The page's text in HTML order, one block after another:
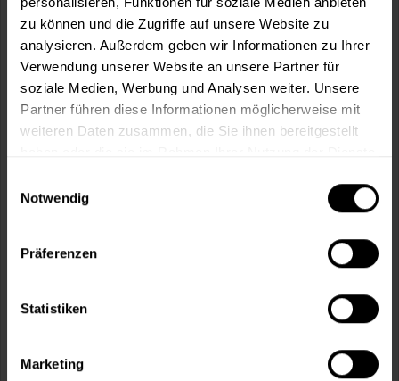
zu können und die Zugriffe auf unsere Website zu
analysieren. Außerdem geben wir Informationen zu Ihrer
Verwendung unserer Website an unsere Partner für
soziale Medien, Werbung und Analysen weiter. Unsere
Partner führen diese Informationen möglicherweise mit
weiteren Daten zusammen, die Sie ihnen bereitgestellt
Notwendig
Präferenzen
Statistiken
Marketing
Merken Fragen zum Artikel?
Artikel-Nr.: CM0024WEISS
Sie möchten eine größere Menge kaufen
Vorteile
Versand innerhalb von 48h*